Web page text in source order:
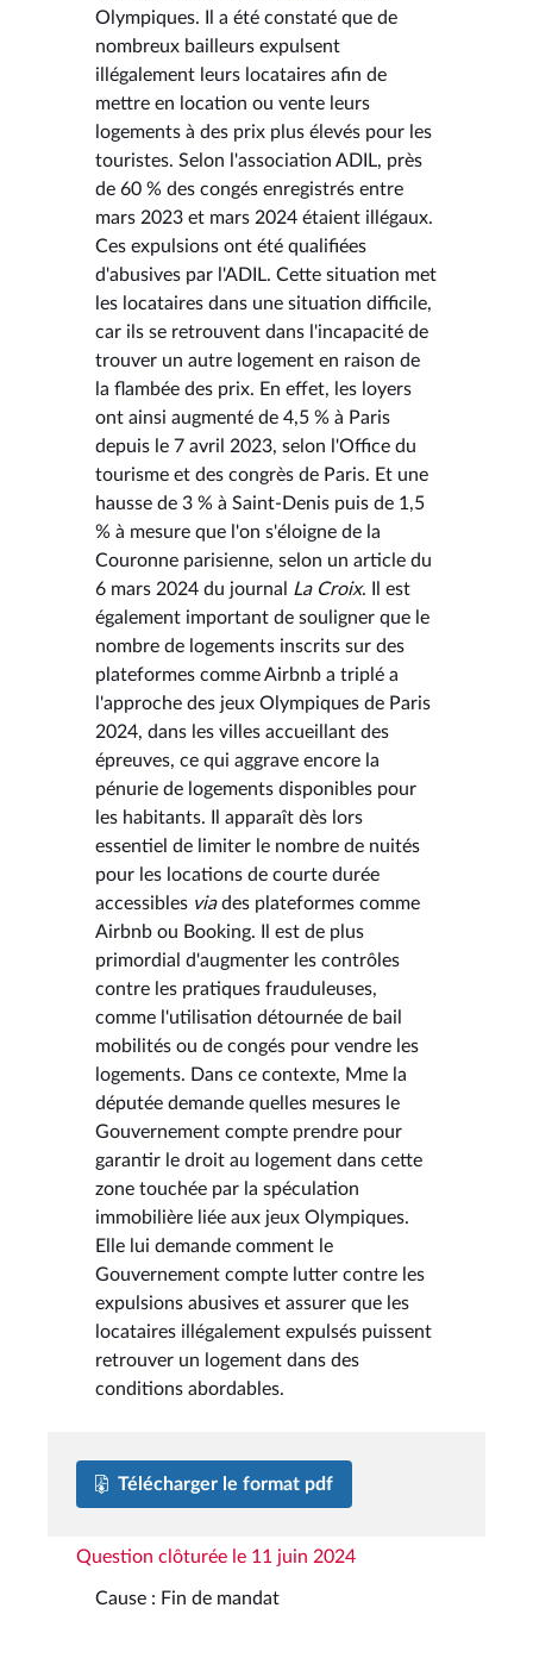
Olympiques. Il a été constaté que de
nombreux bailleurs expulsent
illégalement leurs locataires afin de
mettre en location ou vente leurs
logements à des prix plus élevés pour les
touristes. Selon l'association ADIL, près
de 60 % des congés enregistrés entre
mars 2023 et mars 2024 étaient illégaux.
Ces expulsions ont été qualifiées
d'abusives par l'ADIL. Cette situation met
les locataires dans une situation difficile,
car ils se retrouvent dans l'incapacité de
trouver un autre logement en raison de
la flambée des prix. En effet, les loyers
ont ainsi augmenté de 4,5 % à Paris
depuis le 7 avril 2023, selon l'Office du
tourisme et des congrès de Paris. Et une
hausse de 3 % à Saint-Denis puis de 1,5
% à mesure que l'on s'éloigne de la
Couronne parisienne, selon un article du
6 mars 2024 du journal La Croix. Il est
également important de souligner que le
nombre de logements inscrits sur des
plateformes comme Airbnb a triplé a
l'approche des jeux Olympiques de Paris
2024, dans les villes accueillant des
épreuves, ce qui aggrave encore la
pénurie de logements disponibles pour
les habitants. Il apparaît dès lors
essentiel de limiter le nombre de nuités
pour les locations de courte durée
accessibles viades plateformes comme
Airbnb ou Booking. Il est de plus
primordial d'augmenter les contrôles
contre les pratiques frauduleuses,
comme l'utilisation détournée de bail
mobilités ou de congés pour vendre les
logements. Dans ce contexte, Mme la
députée demande quelles mesures le
Gouvernement compte prendre pour
garantir le droit au logement dans cette
zone touchée par la spéculation
immobilière liée aux jeux Olympiques.
Elle lui demande comment le
Gouvernement compte lutter contre les
expulsions abusives et assurer que les
locataires illégalement expulsés puissent
retrouver un logement dans des
conditions abordables.
Télécharger le format pdf
Question clôturée le 11 juin 2024
Cause : Fin de mandat